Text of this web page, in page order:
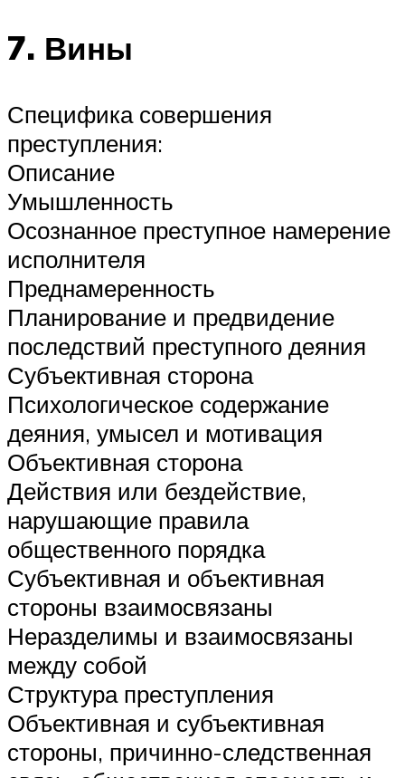
7. Вины
Специфика совершения
преступления:
Описание
Умышленность
Осознанное преступное намерение
исполнителя
Преднамеренность
Планирование и предвидение
последствий преступного деяния
Субъективная сторона
Психологическое содержание
деяния, умысел и мотивация
Объективная сторона
Действия или бездействие,
нарушающие правила
общественного порядка
Субъективная и объективная
стороны взаимосвязаны
Неразделимы и взаимосвязаны
между собой
Структура преступления
Объективная и субъективная
стороны, причинно-следственная